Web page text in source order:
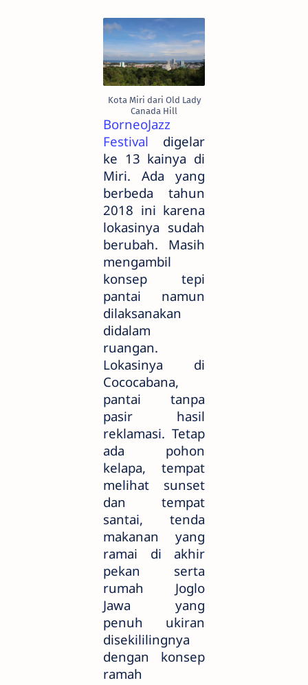
Kota Miri dari Old Lady
Canada Hill
BorneoJazz
Festival digelar
ke 13 kainya di
Miri. Ada yang
berbeda tahun
2018 ini karena
lokasinya sudah
berubah. Masih
mengambil
konsep tepi
pantai namun
dilaksanakan
didalam
ruangan.
Lokasinya di
Cococabana,
pantai tanpa
pasir hasil
reklamasi. Tetap
ada pohon
kelapa, tempat
melihat sunset
dan tempat
santai, tenda
makanan yang
ramai di akhir
pekan serta
rumah Joglo
Jawa yang
penuh ukiran
disekililingnya
dengan konsep
ramah